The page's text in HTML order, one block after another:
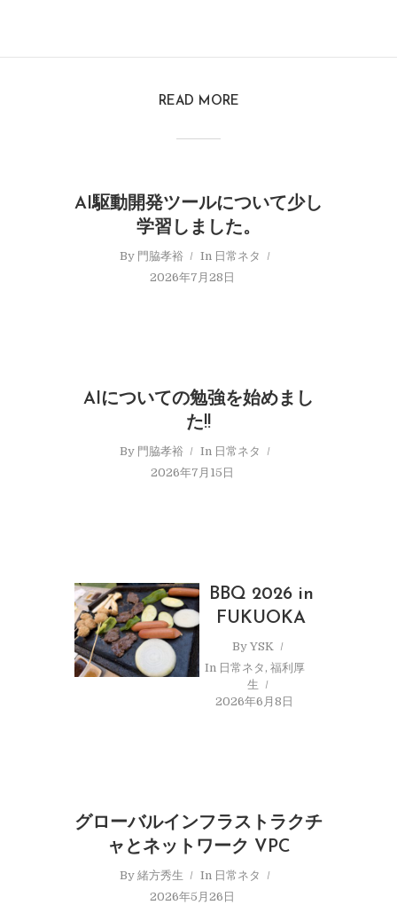
READ MORE
AI駆動開発ツールについて少し
学習しました。
By 門脇孝裕 In 日常ネタ
2026年7月28日
AIについての勉強を始めまし
た!!
By 門脇孝裕 In 日常ネタ
2026年7月15日
BBQ 2026 in
FUKUOKA
By YSK
In 日常ネタ , 福利厚
生
2026年6月8日
グローバルインフラストラクチ
ャとネットワーク VPC
By 緒方秀生 In 日常ネタ
2026年5月26日